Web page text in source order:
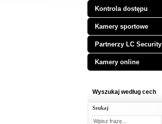
Kontrola dostępu
Kamery sportowe
Partnerzy LC Security
Kamery online
Wyszukaj według cech
Szukaj